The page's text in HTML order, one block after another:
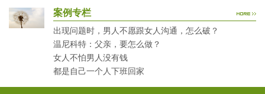
案例专栏
出现问题时，男人不愿跟女人沟通，怎么破？
温尼科特：父亲，要怎么做？
女人不怕男人没有钱
都是自己一个人下班回家